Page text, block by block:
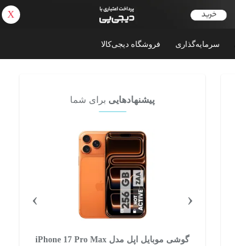
سرمایه‌گذاری فروشگاه دیجی‌کالا
پیشنهادهایی برای شما
گوشی موبایل اپل مدل iPhone 17 Pro Max
‹
›
X